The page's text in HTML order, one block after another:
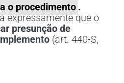
o procedimento .
expressamente que o
presunção de
(art. 440-S,